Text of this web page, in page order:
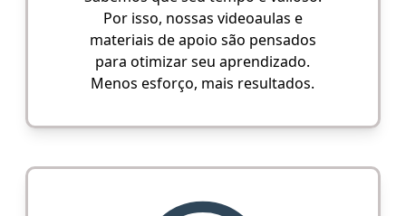
Por isso, nossas videoaulas e
materiais de apoio são pensados
para otimizar seu aprendizado.
Menos esforço, mais resultados.